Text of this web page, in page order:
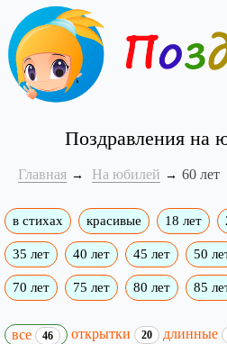
Поздравления на
Главная На юбилей 60 лет
в стихах красивые 18 лет
35 лет 40 лет 45 лет 50
70 лет 75 лет 80 лет 85
все 46 открытки 20 длинные